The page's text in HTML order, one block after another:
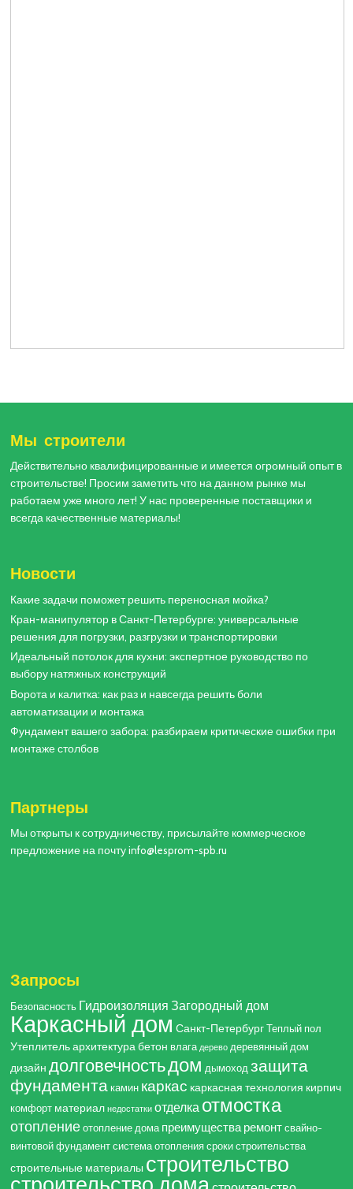
Мы строители
Действительно квалифицированные и имеется огромный опыт в
строительстве! Просим заметить что на данном рынке мы
работаем уже много лет! У нас проверенные поставщики и
всегда качественные материалы!
Новости
Какие задачи поможет решить переносная мойка?
Кран-манипулятор в Санкт-Петербурге: универсальные
решения для погрузки, разгрузки и транспортировки
Идеальный потолок для кухни: экспертное руководство по
выбору натяжных конструкций
Ворота и калитка: как раз и навсегда решить боли
автоматизации и монтажа
Фундамент вашего забора: разбираем критические ошибки при
монтаже столбов
Партнеры
Мы открыты к сотрудничеству, присылайте коммерческое
предложение на почту info@lesprom-spb.ru
Запросы
Безопасность Гидроизоляция Загородный дом
Каркасный дом Санкт-Петербург Теплый пол
Утеплительархитектурабетон влага дерево деревянный дом
дизайн долговечностьдом дымоход защита
фундамента камин каркас каркасная технология кирпич
комфорт материал недостатки отделка отмостка
отопление отопление дома преимуществаремонт свайно-
винтовой фундамент система отопления сроки строительства
строительные материалы строительство